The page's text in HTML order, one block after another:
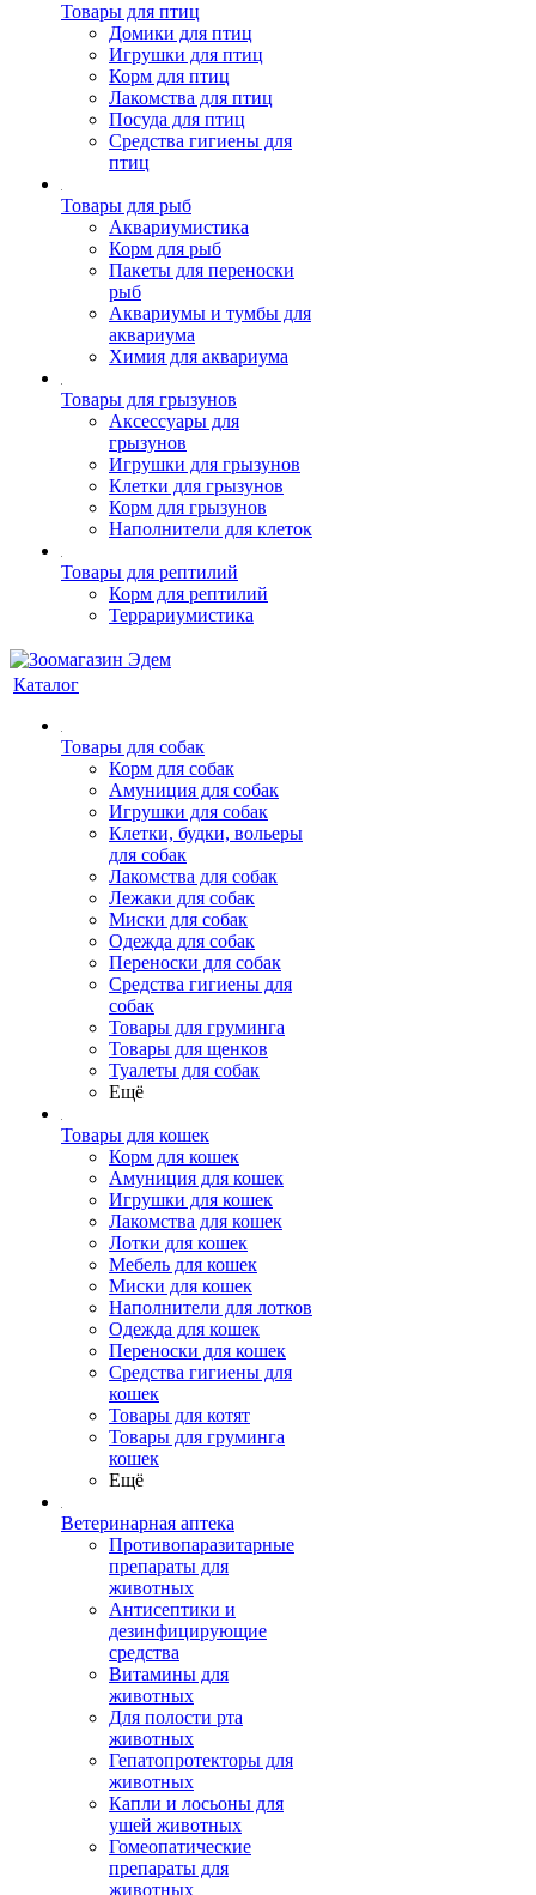
Товары для птиц
Домики для птиц
Игрушки для птиц
Корм для птиц
Лакомства для птиц
Посуда для птиц
Средства гигиены для
птиц
Товары для рыб
Аквариумистика
Корм для рыб
Пакеты для переноски
рыб
Аквариумы и тумбы для
аквариума
Химия для аквариума
Товары для грызунов
Аксессуары для
грызунов
Игрушки для грызунов
Клетки для грызунов
Корм для грызунов
Наполнители для клеток
Товары для рептилий
Корм для рептилий
Террариумистика
Каталог
Товары для собак
Корм для собак
Амуниция для собак
Игрушки для собак
Клетки, будки, вольеры
для собак
Лакомства для собак
Лежаки для собак
Миски для собак
Одежда для собак
Переноски для собак
Средства гигиены для
собак
Товары для груминга
Товары для щенков
Туалеты для собак
Ещё
Товары для кошек
Корм для кошек
Амуниция для кошек
Игрушки для кошек
Лакомства для кошек
Лотки для кошек
Мебель для кошек
Миски для кошек
Наполнители для лотков
Одежда для кошек
Переноски для кошек
Средства гигиены для
кошек
Товары для котят
Товары для груминга
кошек
Ещё
Ветеринарная аптека
Противопаразитарные
препараты для
животных
Антисептики и
дезинфицирующие
средства
Витамины для
животных
Для полости рта
животных
Гепатопротекторы для
животных
Капли и лосьоны для
ушей животных
Гомеопатические
препараты для
животных